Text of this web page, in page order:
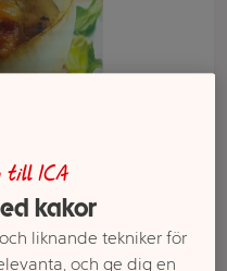
handla
till ICA
kakor
liknande tekniker för
och ge dig en